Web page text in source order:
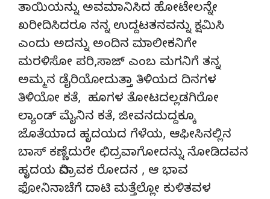
ತಾಯಿಯನ್ನು ಅವಮಾನಿಸಿದ ಹೋಟೇಲನ್ನೇ
ಖರೀದಿಸಿದರೂ ನನ್ನ ಉದ್ದಟತನವನ್ನು ಕ್ಷಮಿಸಿ
ಎಂದು ಅದನ್ನು ಅಂದಿನ ಮಾಲೀಕನಿಗೇ
ಮರಳಿಸೋ ಪರಿ,ಸಾಜ್ ಎಂಬ ಮಗನಿಗೆ ತನ್ನ
ಅಮ್ಮನ ಡೈರಿಯೋದುತ್ತಾ ತಿಳಿಯದ ದಿನಗಳ
ತಿಳಿಯೋ ಕತೆ, ಹೂಗಳ ತೋಟದಲ್ಲಡಗಿರೋ
ಲ್ಯಾಂಡ್ ಮೈನಿನ ಕತೆ, ಜೀವನದುದ್ದಕ್ಕೂ
ಜೊತೆಯಾದ ಹೃದಯದ ಗೆಳೆಯ, ಆಫೀಸಿನಲ್ಲಿನ
ಬಾಸ್ ಕಣ್ಣೆದುರೇ ಛಿದ್ರವಾಗೋದನ್ನು ನೋಡಿದವನ
ಹೃದಯ ವಿದ್ರಾವಕ ರೋದನ , ಆ ಭಾವ
ಫೋನಿನಾಚೆಗೆ ದಾಟಿ ಮತ್ತೆಲ್ಲೋ ಕುಳಿತವಳ